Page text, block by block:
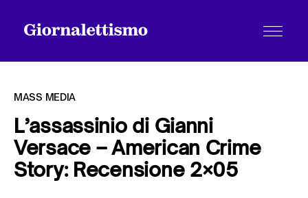
Tutti gli articoli
MASS MEDIA
L’assassinio di Gianni
Versace – American Crime
Story: Recensione 2×05